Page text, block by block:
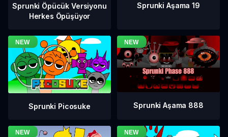
Sprunki Öpücük Versiyonu
Herkes Öpüşüyor
Sprunki Aşama 19
Sprunki Picosuke Sprunki Aşama 888